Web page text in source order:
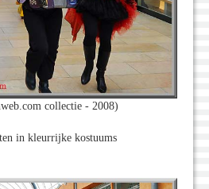
collectie - 2008)
in kleurrijke kostuums